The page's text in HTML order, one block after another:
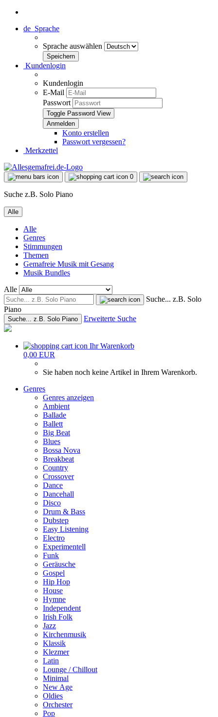
de Sprache
Sprache auswählen
Kundenlogin
Kundenlogin
E-Mail
Passwort
Toggle Password View
Konto erstellen
Passwort vergessen?
Merkzettel
0
Suche z.B. Solo Piano
Alle
Alle
Genres
Stimmungen
Themen
Gemafreie Musik mit Gesang
Musik Bundles
Alle
Suche... z.B. Solo
Piano
Suche... z.B. Solo Piano Erweiterte Suche
Ihr Warenkorb
0,00 EUR
Sie haben noch keine Artikel in Ihrem Warenkorb.
Genres
Genres anzeigen
Ambient
Ballade
Ballett
Big Beat
Blues
Bossa Nova
Breakbeat
Country
Crossover
Dance
Dancehall
Disco
Drum & Bass
Dubstep
Easy Listening
Electro
Experimentell
Funk
Geräusche
Gospel
Hip Hop
House
Hymne
Independent
Irish Folk
Jazz
Kirchenmusik
Klassik
Klezmer
Latin
Lounge / Chillout
Minimal
New Age
Oldies
Orchester
Pop